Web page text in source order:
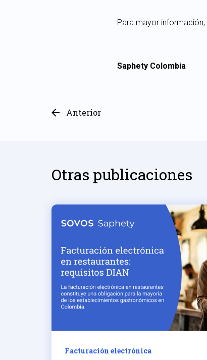
Para mayor información,
Saphety Colombia
Anterior
Otras publicaciones
Facturación electrónica